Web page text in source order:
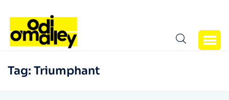
Tag: Triumphant